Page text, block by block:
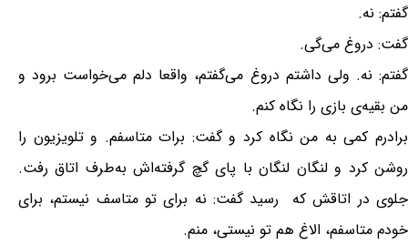
گفتم: نه.
گفت: دروغ می‌گی.
گفتم: نه. ولی داشتم دروغ می‌گفتم، واقعا دلم می‌خواست برود و
من بقیه‌ی بازی را نگاه کنم.
برادرم کمی به من نگاه کرد و گفت: برات متاسفم. و تلویزیون را
روشن کرد و لنگان لنگان با پای گچ گرفته‌اش به‌طرف اتاق رفت.
جلوی در اتاقش که رسید گفت: نه برای تو متاسف نیستم، برای
خودم متاسفم، الاغ هم تو نیستی، منم.